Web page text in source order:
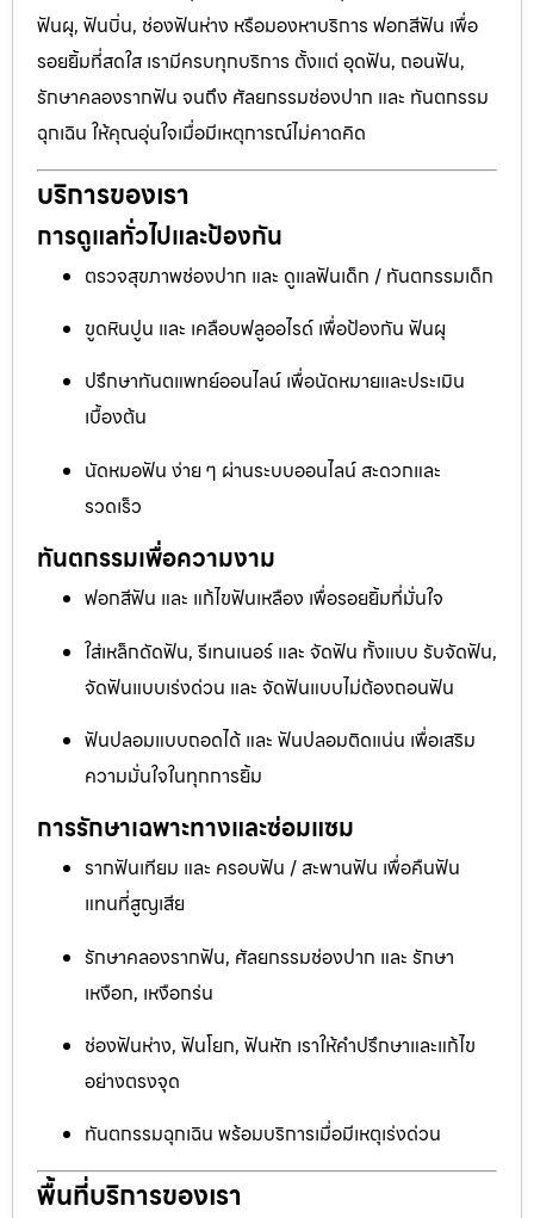
ฟันผุ, ฟันบิ่น, ช่องฟันห่าง หรือมองหาบริการ ฟอกสีฟัน เพื่อ
รอยยิ้มที่สดใส เรามีครบทุกบริการ ตั้งแต่ อุดฟัน, ถอนฟัน,
รักษาคลองรากฟัน จนถึง ศัลยกรรมช่องปาก และ ทันตกรรม
ฉุกเฉิน ให้คุณอุ่นใจเมื่อมีเหตุการณ์ไม่คาดคิด
บริการของเรา
การดูแลทั่วไปและป้องกัน
ตรวจสุขภาพช่องปาก และ ดูแลฟันเด็ก / ทันตกรรมเด็ก
ขูดหินปูน และ เคลือบฟลูออไรด์ เพื่อป้องกัน ฟันผุ
ปรึกษาทันตแพทย์ออนไลน์ เพื่อนัดหมายและประเมิน
เบื้องต้น
นัดหมอฟัน ง่าย ๆ ผ่านระบบออนไลน์ สะดวกและ
รวดเร็ว
ทันตกรรมเพื่อความงาม
ฟอกสีฟัน และ แก้ไขฟันเหลือง เพื่อรอยยิ้มที่มั่นใจ
ใส่เหล็กดัดฟัน, รีเทนเนอร์ และ จัดฟัน ทั้งแบบ รับจัดฟัน,
จัดฟันแบบเร่งด่วน และ จัดฟันแบบไม่ต้องถอนฟัน
ฟันปลอมแบบถอดได้ และ ฟันปลอมติดแน่น เพื่อเสริม
ความมั่นใจในทุกการยิ้ม
การรักษาเฉพาะทางและซ่อมแซม
รากฟันเทียม และ ครอบฟัน / สะพานฟัน เพื่อคืนฟัน
แทนที่สูญเสีย
รักษาคลองรากฟัน, ศัลยกรรมช่องปาก และ รักษา
เหงือก, เหงือกร่น
ช่องฟันห่าง, ฟันโยก, ฟันหัก เราให้คำปรึกษาและแก้ไข
อย่างตรงจุด
ทันตกรรมฉุกเฉิน พร้อมบริการเมื่อมีเหตุเร่งด่วน
พื้นที่บริการของเรา